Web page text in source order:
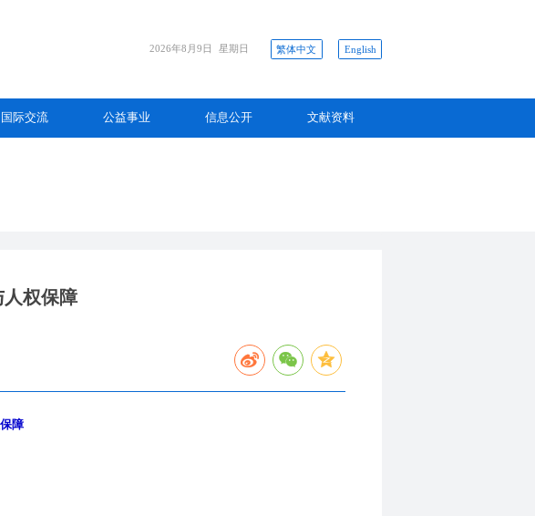
2026年8月9日 星期日 繁体中文 English
国际交流 公益事业 信息公开 文献资料
权保障
障